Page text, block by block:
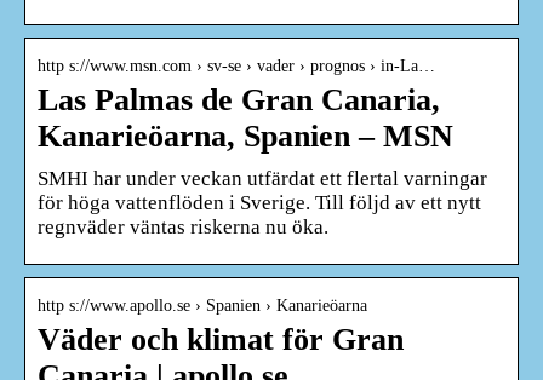
http s://www.msn.com › sv-se › vader › prognos › in-La…
Las Palmas de Gran Canaria,
Kanarieöarna, Spanien – MSN
SMHI har under veckan utfärdat ett flertal varningar
för höga vattenflöden i Sverige. Till följd av ett nytt
regnväder väntas riskerna nu öka.
http s://www.apollo.se › Spanien › Kanarieöarna
Väder och klimat för Gran